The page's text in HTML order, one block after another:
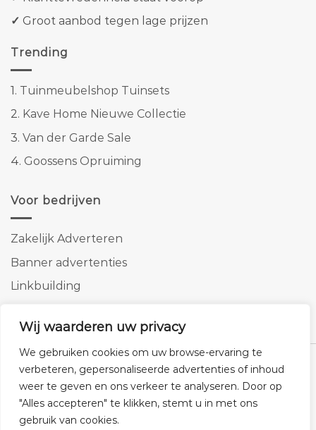
Wij waarderen uw privacy
We gebruiken cookies om uw browse-ervaring te
verbeteren, gepersonaliseerde advertenties of inhoud
weer te geven en ons verkeer te analyseren. Door op
"Alles accepteren" te klikken, stemt u in met ons
gebruik van cookies.
✓ Groot aanbod tegen lage prijzen
Trending
1. Tuinmeubelshop Tuinsets
2. Kave Home Nieuwe Collectie
3. Van der Garde Sale
4. Goossens Opruiming
Voor bedrijven
Zakelijk Adverteren
Banner advertenties
Linkbuilding
Klantenservice Cookies Privacybeleid Disclaimer
© 2026 -